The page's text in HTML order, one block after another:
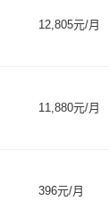
12,805元/月
11,880元/月
396元/月